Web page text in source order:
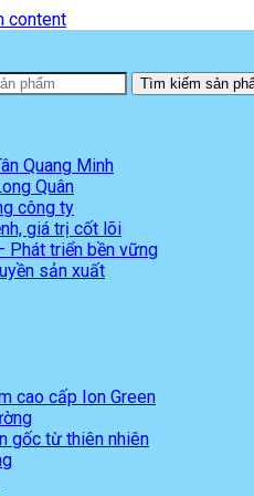
content
Tìm kiếm sản
Quang Minh
Quân
công ty
giá trị cốt lõi
Phát triển bền vững
sản xuất
cao cấp Ion Green
gốc từ thiên nhiên